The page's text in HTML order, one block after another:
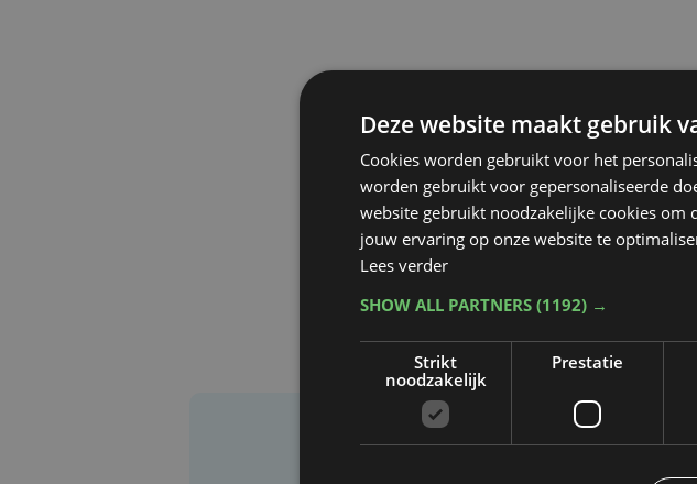
Deze website maakt gebruik
Cookies worden gebruikt voor het
worden gebruikt voor gepersonaliseerde
website gebruikt noodzakelijke cookies om
jouw ervaring op onze website te
Lees verder
SHOW ALL PARTNERS (1192) →
Strikt
noodzakelijk
Prestatie